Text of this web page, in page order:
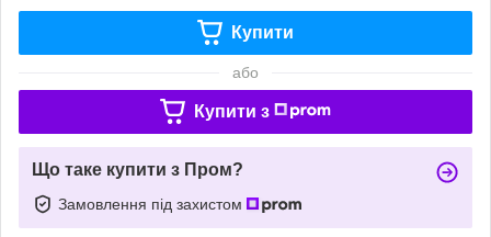
Купити
або
Купити з
Що таке купити з Пром?
Замовлення під захистом